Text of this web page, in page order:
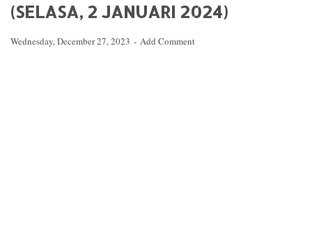
(SELASA, 2 JANUARI 2024)
Wednesday, December 27, 2023 Add Comment